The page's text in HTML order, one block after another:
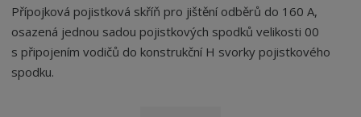
Přípojková pojistková skříň pro jištění odběrů do 160 A,
osazená jednou sadou pojistkových spodků velikosti 00
s připojením vodičů do konstrukční H svorky pojistkového
spodku.